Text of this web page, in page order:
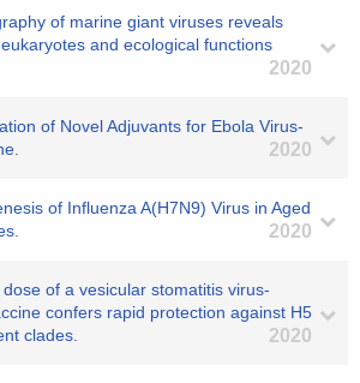
of marine giant viruses reveals
and ecological functions
2020
of Novel Adjuvants for Ebola Virus-
2020
of Influenza A(H7N9) Virus in Aged
2020
of a vesicular stomatitis virus-
confers rapid protection against H5
clades.
2020